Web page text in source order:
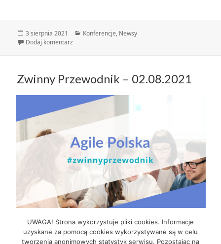
Data
publikacji
3 sierpnia 2021 Kategorie
Konferencje, Newsy
Dodaj komentarz
Zwinny Przewodnik – 02.08.2021
Czytaj DalejZwinny Przewodnik – 02.08.2021
UWAGA! Strona wykorzystuje pliki cookies. Informacje
uzyskane za pomocą cookies wykorzystywane są w celu
tworzenia anonimowych statystyk serwisu. Pozostając na